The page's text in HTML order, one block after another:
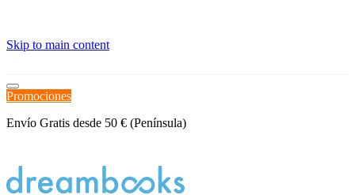
Skip to main content
Promociones
Envío Gratis desde 50 € (Península)
≡